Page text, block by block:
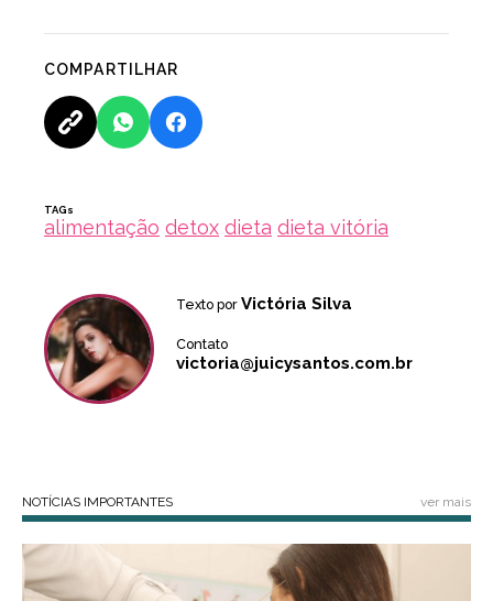
COMPARTILHAR
TAGs
alimentação detox dieta dieta vitória
Texto por Victória Silva
Contato
victoria@juicysantos.com.br
NOTÍCIAS IMPORTANTES ver mais